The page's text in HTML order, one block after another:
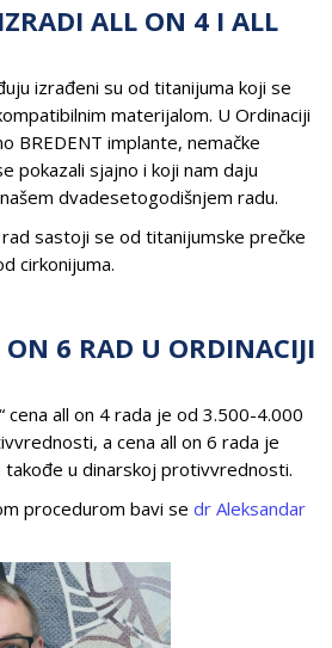
ALL ON 4 I ALL
izrađeni su od titanijuma koji se
materijalom. U Ordinaciji
BREDENT implante, nemačke
pokazali sjajno i koji nam daju
dvadesetogodišnjem radu.
rad sastoji se od titanijumske prečke
cirkonijuma.
6 RAD U ORDINACIJI
cena all on 4 rada je od 3.500-4.000
a cena all on 6 rada je
takođe u dinarskoj protivvrednosti.
procedurom bavi sedr Aleksandar